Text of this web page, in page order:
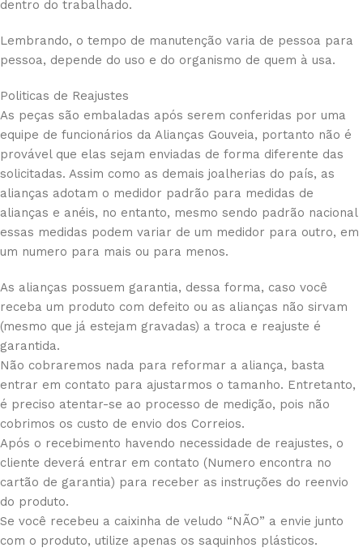
dentro do trabalhado.
Lembrando, o tempo de manutenção varia de pessoa para
pessoa, depende do uso e do organismo de quem à usa.
Politicas de Reajustes
As peças são embaladas após serem conferidas por uma
equipe de funcionários da Alianças Gouveia, portanto não é
provável que elas sejam enviadas de forma diferente das
solicitadas. Assim como as demais joalherias do país, as
alianças adotam o medidor padrão para medidas de
alianças e anéis, no entanto, mesmo sendo padrão nacional
essas medidas podem variar de um medidor para outro, em
um numero para mais ou para menos.
As alianças possuem garantia, dessa forma, caso você
receba um produto com defeito ou as alianças não sirvam
(mesmo que já estejam gravadas) a troca e reajuste é
garantida.
Não cobraremos nada para reformar a aliança, basta
entrar em contato para ajustarmos o tamanho. Entretanto,
é preciso atentar-se ao processo de medição, pois não
cobrimos os custo de envio dos Correios.
Após o recebimento havendo necessidade de reajustes, o
cliente deverá entrar em contato (Numero encontra no
cartão de garantia) para receber as instruções do reenvio
do produto.
Se você recebeu a caixinha de veludo “NÃO” a envie junto
com o produto, utilize apenas os saquinhos plásticos.